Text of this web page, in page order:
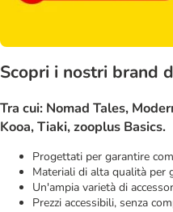
Scopri i nostri brand
Tra cui: Nomad Tales,
Kooa, Tiaki, zooplus Basics.
Progettati per garantire
Materiali di alta qualità per
Un'ampia varietà di
Prezzi accessibili, senza